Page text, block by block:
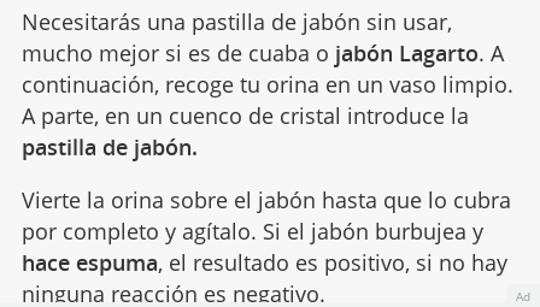
Necesitarás una pastilla de jabón sin usar,
mucho mejor si es de cuaba o jabón Lagarto. A
continuación, recoge tu orina en un vaso limpio.
A parte, en un cuenco de cristal introduce la
pastilla de jabón.
Vierte la orina sobre el jabón hasta que lo cubra
por completo y agítalo. Si el jabón burbujea y
hace espuma, el resultado es positivo, si no hay
ninguna reacción es negativo.
Ad